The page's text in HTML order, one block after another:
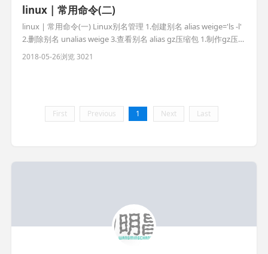
linux | 常用命令(二)
linux | 常用命令(一) Linux别名管理 1.创建别名 alias weige='ls -l'
2.删除别名 unalias weige 3.查看别名 alias gz压缩包 1.制作gz压缩
包 tar czf file.tar.gz file1 file2 2.gz压缩包解压 tar xzf file.tar.gz 3.
查看gz压缩包 tar t
2018-05-26浏览 3021
First Previous 1 Next Last